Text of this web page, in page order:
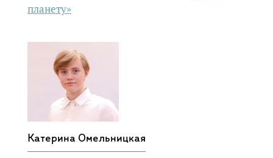
планету»
Катерина Омельницкая